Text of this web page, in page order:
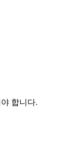
합니다.